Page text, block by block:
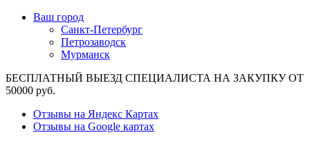
Ваш город
Санкт-Петербург
Петрозаводск
Мурманск
БЕСПЛАТНЫЙ ВЫЕЗД СПЕЦИАЛИСТА НА ЗАКУПКУ ОТ
50000 руб.
Отзывы на Яндекс Картах
Отзывы на Google картах